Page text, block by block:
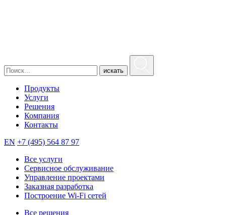
искать
Продукты
Услуги
Решения
Компания
Контакты
EN +7 (495) 564 87 97
Все услуги
Сервисное обслуживание
Управление проектами
Заказная разработка
Построение Wi-Fi сетей
Все решения